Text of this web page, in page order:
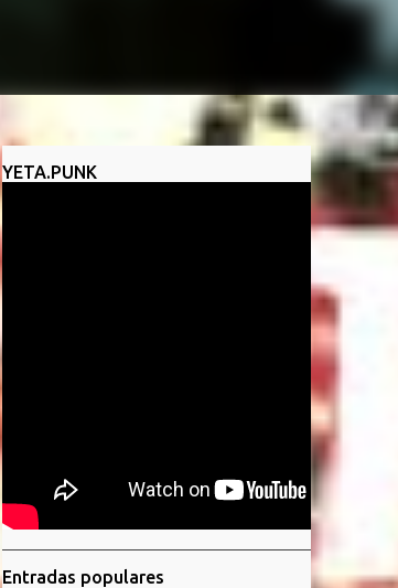
YETA.PUNK
Entradas populares